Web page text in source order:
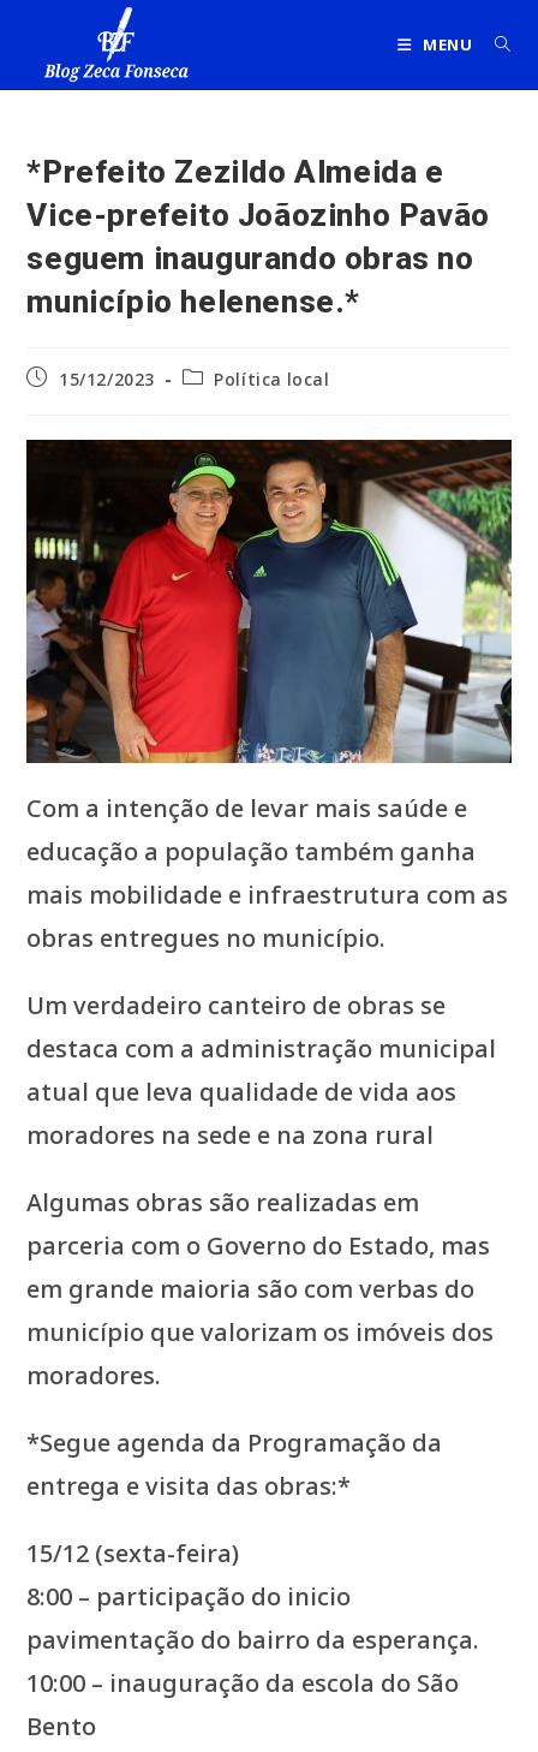
MENU
*Prefeito Zezildo Almeida e
Vice-prefeito Joãozinho Pavão
seguem inaugurando obras no
município helenense.*
Post15/12/2023
Categoria
Política local
Com a intenção de levar mais saúde e
educação a população também ganha
mais mobilidade e infraestrutura com as
obras entregues no município.
Um verdadeiro canteiro de obras se
destaca com a administração municipal
atual que leva qualidade de vida aos
moradores na sede e na zona rural
Algumas obras são realizadas em
parceria com o Governo do Estado, mas
em grande maioria são com verbas do
município que valorizam os imóveis dos
moradores.
*Segue agenda da Programação da
entrega e visita das obras:*
15/12 (sexta-feira)
8:00 – participação do inicio
pavimentação do bairro da esperança.
10:00 – inauguração da escola do São
Bento